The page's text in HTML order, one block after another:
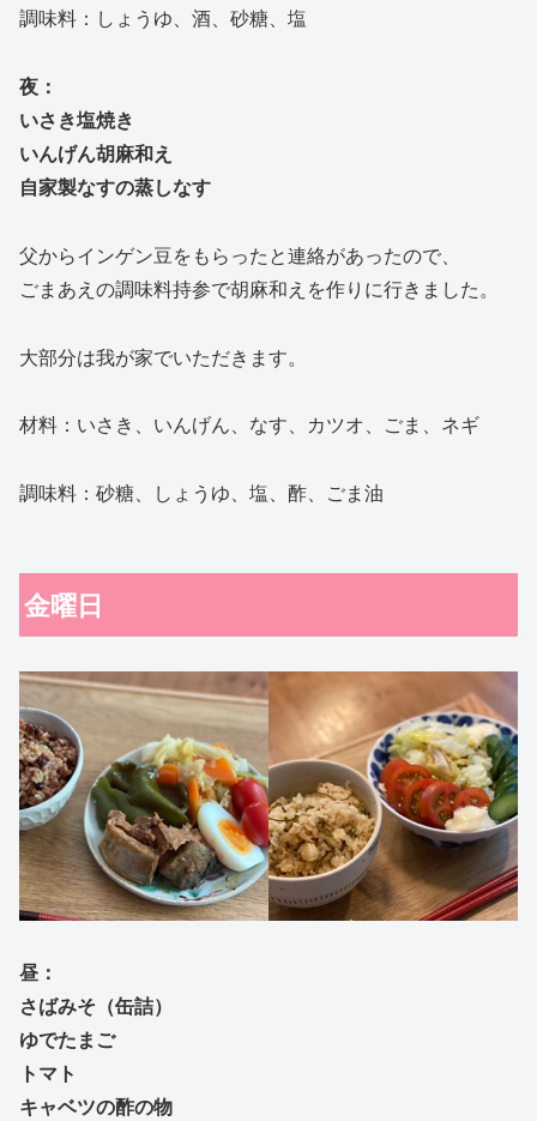
調味料：しょうゆ、酒、砂糖、塩
夜：
いさき塩焼き
いんげん胡麻和え
自家製なすの蒸しなす
父からインゲン豆をもらったと連絡があったので、
ごまあえの調味料持参で胡麻和えを作りに行きました。
大部分は我が家でいただきます。
材料：いさき、いんげん、なす、カツオ、ごま、ネギ
調味料：砂糖、しょうゆ、塩、酢、ごま油
金曜日
昼：
さばみそ（缶詰）
ゆでたまご
トマト
キャベツの酢の物